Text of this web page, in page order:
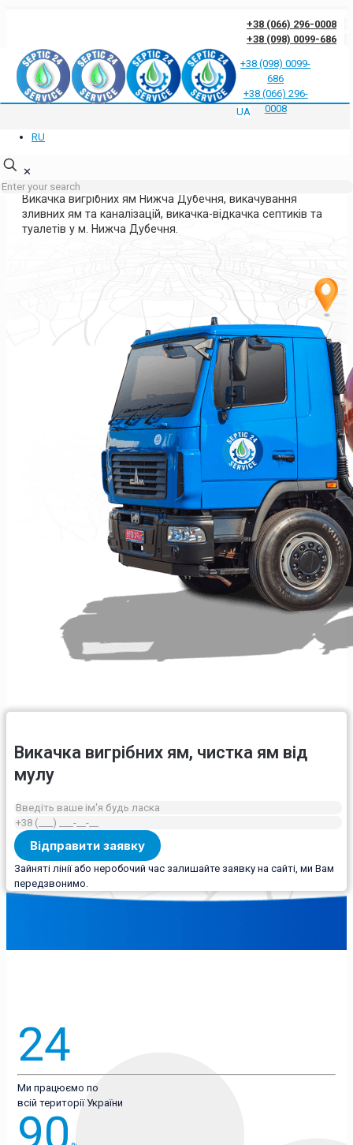
+38 (066) 296-0008
+38 (098) 0099-686
Відгуки клієнтів про нас Відповіді на часті запитання Блог
Контакти
Політика конфіденційності
+38 (098) 0099-
686
+38 (066) 296-
0008
UA
RU
✕
ВИКАЧКА ЯМ НИЖЧА ДУБЕЧНЯ
КИЇВСЬКА ОБЛАСТЬ
Викачка вигрібних ям Нижча Дубечня, викачування
зливних ям та каналізацій, викачка-відкачка септиків та
туалетів у м. Нижча Дубечня.
Викачка вигрібних ям, чистка ям від
мулу
Зайняті лінії або неробочий час залишайте заявку на сайті, ми Вам
передзвонимо.
24
Ми працюємо по
всій території України